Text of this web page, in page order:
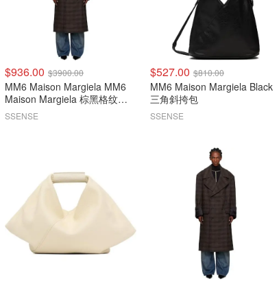
$936.00 $3900.00
MM6 Maison Margiela MM6
Maison Margiela 棕黑格纹大
衣
SSENSE
$527.00 $810.00
MM6 Maison Margiela Black
三角斜挎包
SSENSE